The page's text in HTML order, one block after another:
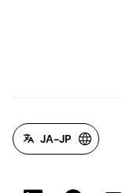
JA-JP